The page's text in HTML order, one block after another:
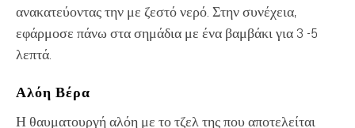
ανακατεύοντας την με ζεστό νερό. Στην συνέχεια,
εφάρμοσε πάνω στα σημάδια με ένα βαμβάκι για 3 -5
λεπτά.
Αλόη Βέρα
Η θαυματουργή αλόη με το τζελ της που αποτελείται